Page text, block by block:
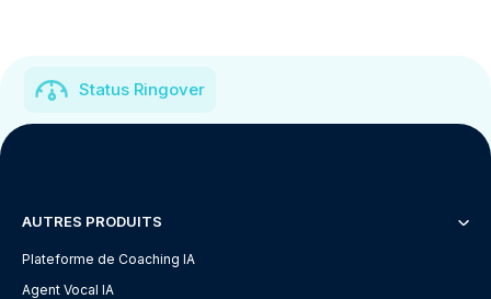
Status Ringover
AUTRES PRODUITS
Plateforme de Coaching IA
Agent Vocal IA